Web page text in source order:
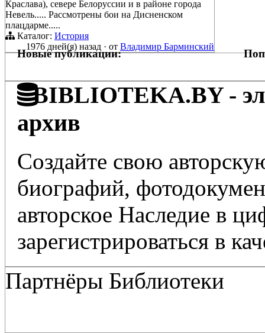
Краслава), севере Белоруссии и в районе города
Невель..... Рассмотрены бои на Дисненском
плацдарме.....
Каталог: История
1976 дней(я) назад · от Владимир Барминский
Новые публикации:
BIBLIOTEKA.BY -
архив
Создайте свою
биографий,
авторское Наследие в
зарегистрироваться в
Партнёры Библиотеки